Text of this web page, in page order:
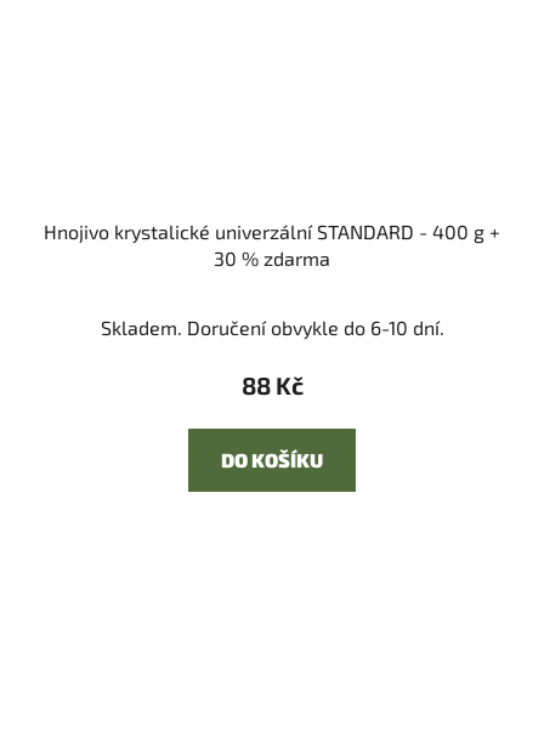
Hnojivo krystalické univerzální STANDARD - 400 g +
30 % zdarma
Skladem. Doručení obvykle do 6-10 dní.
88 Kč
DO KOŠÍKU